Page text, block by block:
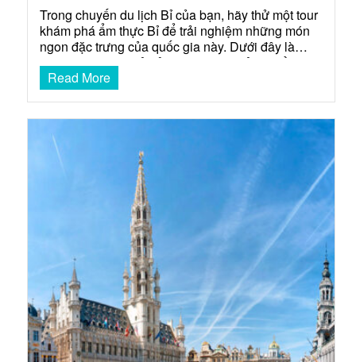
Trong chuyến du lịch Bỉ của bạn, hãy thử một tour
khám phá ẩm thực Bỉ để trải nghiệm những món
ngon đặc trưng của quốc gia này. Dưới đây là
những món ngon ở Bỉ mà bạn nên thử một lần
trong đời. Bánh Speculoos Đây là một loại bánh
cookie nổi tiếng của…
Read More